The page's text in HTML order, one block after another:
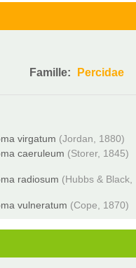
Famille: Percidae
virgatum (Jordan, 1880)
caeruleum (Storer, 1845)
radiosum (Hubbs & Black,
vulneratum (Cope, 1870)